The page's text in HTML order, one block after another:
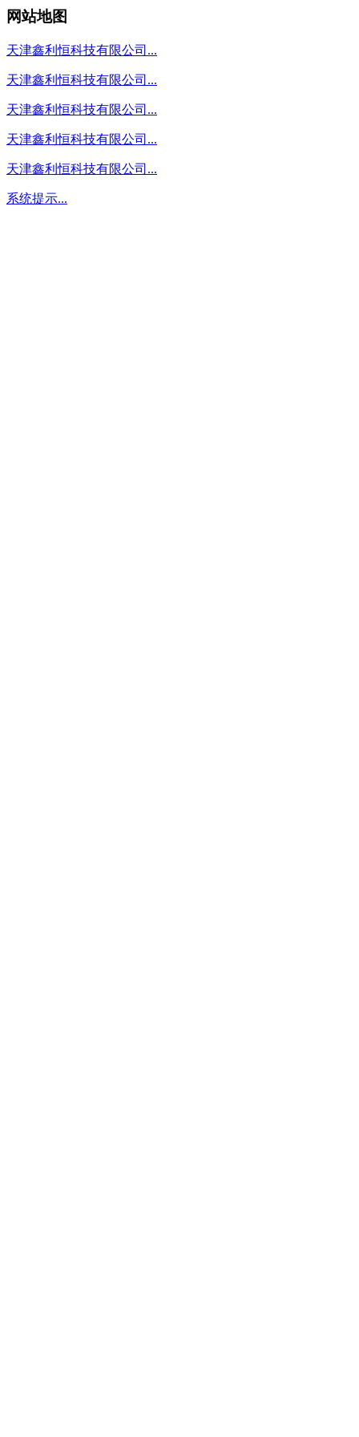
网站地图
天津鑫利恒科技有限公司...
天津鑫利恒科技有限公司...
天津鑫利恒科技有限公司...
天津鑫利恒科技有限公司...
天津鑫利恒科技有限公司...
系统提示...